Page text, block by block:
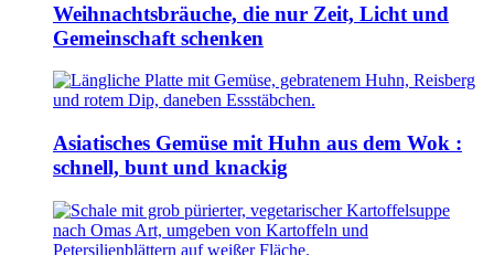
Weihnachtsbräuche, die nur Zeit, Licht und
Gemeinschaft schenken
Asiatisches Gemüse mit Huhn aus dem Wok :
schnell, bunt und knackig